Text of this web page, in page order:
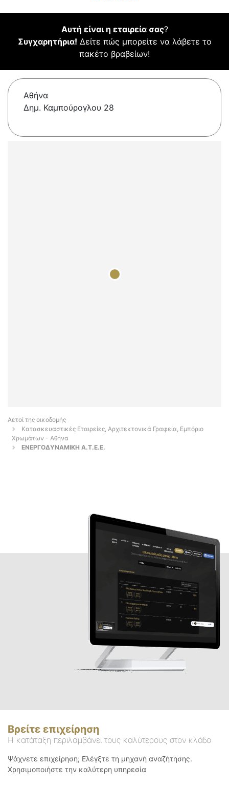
Αυτή είναι η εταιρεία σας?
Συγχαρητήρια! Δείτε πώς μπορείτε να λάβετε το
πακέτο βραβείων!
Αθήνα
Δημ. Καμπούρογλου 28
Αετοί της οικοδομής
Κατασκευαστικές Εταιρείες, Αρχιτεκτονικά Γραφεία, Εμπόριο
Χρωμάτων - Αθήνα
ΕΝΕΡΓΟΔΥΝΑΜΙΚΗ Α.Τ.Ε.Ε.
Βρείτε επιχείρηση
Η κατάταξη περιλαμβάνει τους καλύτερους στον κλάδο
Ψάχνετε επιχείρηση; Ελέγξτε τη μηχανή αναζήτησης.
Χρησιμοποιήστε την καλύτερη υπηρεσία